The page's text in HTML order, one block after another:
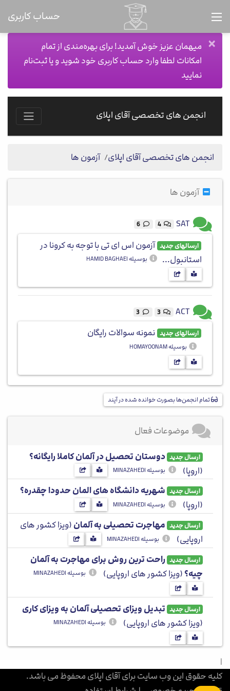
حساب کاربری
میهمان عزیز خوش آمدید! برای بهره‌مندی از تمام
امکانات لطفا وارد حساب کاربری خود شوید و یا ثبت‌نام
نمایید
×
انجمن های تخصصی آقای اپلای
انجمن های تخصصی آقای اپلای آزمون ها
آزمون ها
SAT
4
6
ارسالهای جدید آزمون اس ای تی با توجه به کرونا در
استانبول...
بوسیله HAMID BAGHAEI
ACT
3
3
ارسالهای جدید نمونه سوالات رایگان
بوسیله HOMAYOONAM
تمام انجمن‌ها بصورت خوانده شده در آیند
موضوعات فعال
ارسال جدید دوستان تحصیل در آلمان کاملا رایگانه؟
(اروپا)
بوسیله MINAZAHEDI
ارسال جدید شهریه دانشگاه های المان حدودا چقدره؟
(اروپا)
بوسیله MINAZAHEDI
ارسال جدید مهاجرت تحصیلی به آلمان (ویزا کشور های
اروپایی)
بوسیله MINAZAHEDI
ارسال جدید راحت ترین روش برای مهاجرت به آلمان
چیه؟ (ویزا کشور های اروپایی) بوسیله MINAZAHEDI
ارسال جدید تبدیل ویزای تحصیلی آلمان به ویزای کاری
(ویزا کشور های اروپایی)
بوسیله MINAZAHEDI
|
کلیه حقوق این وب سایت برای آقای اپلای محفوظ می باشد.